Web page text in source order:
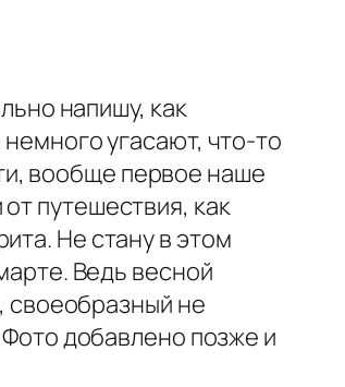
напишу, как
угасают, что-то
вообще первое наше
путешествия, как
Не стану в этом
Ведь весной
своеобразный не
Фото добавлено позже и